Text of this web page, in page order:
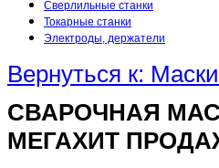
Сверлильные станки
Токарные станки
Электроды, держатели
Вернуться к:
СВАРОЧНАЯ
МЕГАХИТ